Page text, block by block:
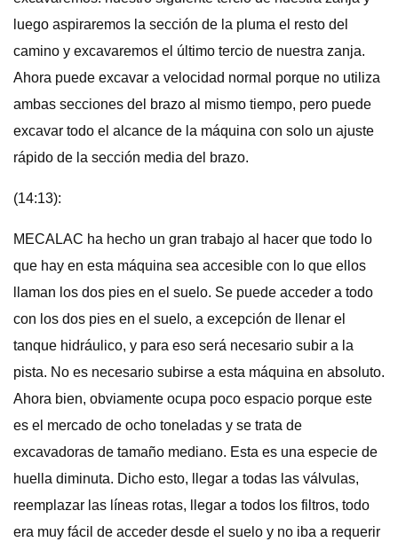
luego aspiraremos la sección de la pluma el resto del
camino y excavaremos el último tercio de nuestra zanja.
Ahora puede excavar a velocidad normal porque no utiliza
ambas secciones del brazo al mismo tiempo, pero puede
excavar todo el alcance de la máquina con solo un ajuste
rápido de la sección media del brazo.
(14:13):
MECALAC ha hecho un gran trabajo al hacer que todo lo
que hay en esta máquina sea accesible con lo que ellos
llaman los dos pies en el suelo. Se puede acceder a todo
con los dos pies en el suelo, a excepción de llenar el
tanque hidráulico, y para eso será necesario subir a la
pista. No es necesario subirse a esta máquina en absoluto.
Ahora bien, obviamente ocupa poco espacio porque este
es el mercado de ocho toneladas y se trata de
excavadoras de tamaño mediano. Esta es una especie de
huella diminuta. Dicho esto, llegar a todas las válvulas,
reemplazar las líneas rotas, llegar a todos los filtros, todo
era muy fácil de acceder desde el suelo y no iba a requerir